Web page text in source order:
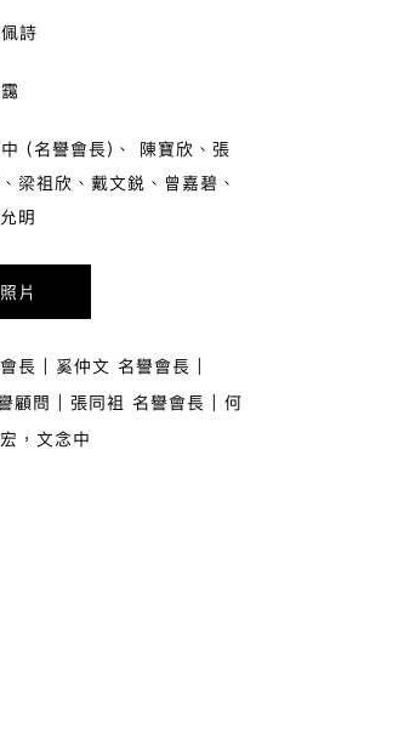
詩
(名譽會長)、 陳寶欣、張
梁祖欣、戴文鋭、曾嘉碧、
明
片
長 | 奚仲文 名譽會長 |
顧問 | 張同袓 名譽會長 | 何
，文念中